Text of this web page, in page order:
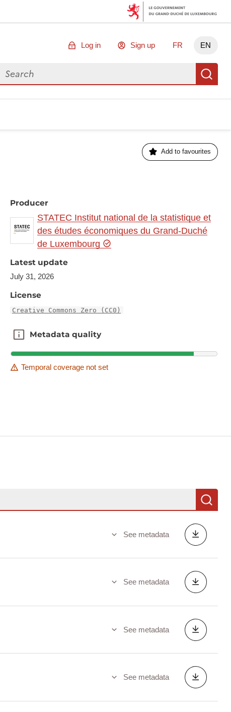
Log in Sign up FR EN
Search for data
Add to favourites
Producer
STATEC Institut national de la statistique et
des études économiques du Grand-Duché
de Luxembourg
Latest update
July 31, 2026
License
Creative Commons Zero (CC0)
Metadata quality
Metadata quality
Temporal coverage not set
See metadata
See metadata
See metadata
See metadata